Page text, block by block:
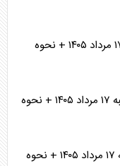
جدول قطعی برق استان گیلان فردا شنبه ۱۷ مرداد ۱۴۰۵ + نحوه
جدول قطعی برق استان کرمانشاه فردا شنبه ۱۷ مرداد ۱۴۰۵ + نحوه
جدول قطعی برق استان اصفهان فردا شنبه ۱۷ مرداد ۱۴۰۵ + نحوه